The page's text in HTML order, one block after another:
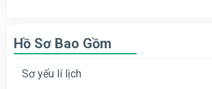
Hồ Sơ Bao Gồm
Sơ yếu lí lịch